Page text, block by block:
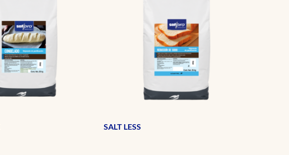
SALT LESS